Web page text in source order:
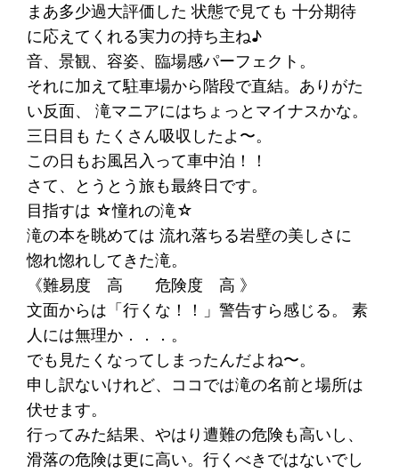
まあ多少過大評価した 状態で見ても 十分期待
に応えてくれる実力の持ち主ね♪
音、景観、容姿、臨場感パーフェクト。
それに加えて駐車場から階段で直結。ありがた
い反面、 滝マニアにはちょっとマイナスかな。
三日目も たくさん吸収したよ〜。
この日もお風呂入って車中泊！！
さて、とうとう旅も最終日です。
目指すは ☆憧れの滝☆
滝の本を眺めては 流れ落ちる岩壁の美しさに
惚れ惚れしてきた滝。
《難易度 高 危険度 高 》
文面からは「行くな！！」警告すら感じる。 素
人には無理か．．．。
でも見たくなってしまったんだよね〜。
申し訳ないけれど、ココでは滝の名前と場所は
伏せます。
行ってみた結果、やはり遭難の危険も高いし、
滑落の危険は更に高い。行くべきではないでし